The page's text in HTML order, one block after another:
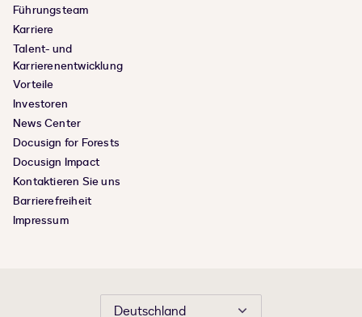
Führungsteam
Karriere
Talent- und
Karrierenentwicklung
Vorteile
Investoren
News Center
Docusign for Forests
Docusign Impact
Kontaktieren Sie uns
Barrierefreiheit
Impressum
Deutschland